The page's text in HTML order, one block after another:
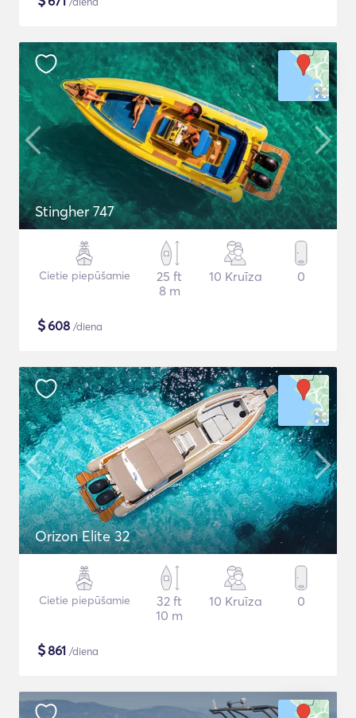
Stingher 747
Cietie piepūšamie
25 ft
8 m
10 Kruīza 0
$608 /diena
Orizon Elite 32
Cietie piepūšamie
32 ft
10 m
10 Kruīza 0
$861 /diena